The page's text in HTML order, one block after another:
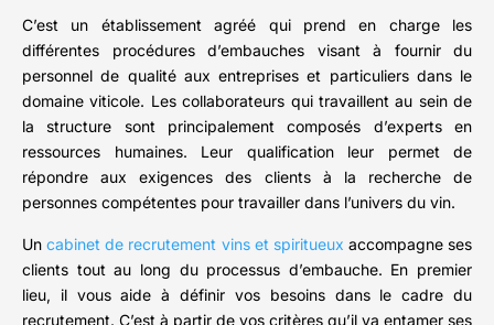
C’est un établissement agréé qui prend en charge les
différentes procédures d’embauches visant à fournir du
personnel de qualité aux entreprises et particuliers dans le
domaine viticole. Les collaborateurs qui travaillent au sein de
la structure sont principalement composés d’experts en
ressources humaines. Leur qualification leur permet de
répondre aux exigences des clients à la recherche de
personnes compétentes pour travailler dans l’univers du vin.
Uncabinet de recrutement vins et spiritueux accompagne ses
clients tout au long du processus d’embauche. En premier
lieu, il vous aide à définir vos besoins dans le cadre du
recrutement. C’est à partir de vos critères qu’il va entamer ses